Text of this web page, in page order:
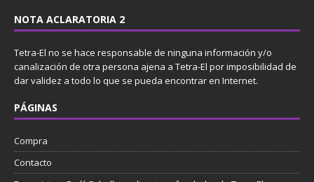
NOTA ACLARATORIA 2
Tetra-El no se hace responsable de ninguna información y/o
canalización de otra persona ajena a Tetra-El por imposibilidad de
dar validez a todo lo que se pueda encontrar en Internet.
PÁGINAS
Compra
Contacto